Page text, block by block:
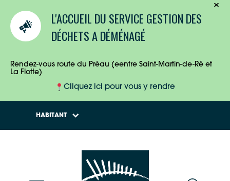
L'ACCUEIL DU SERVICE GESTION DES
DÉCHETS A DÉMÉNAGÉ
Rendez-vous route du Préau (eentre Saint-Martin-de-Ré et
La Flotte)
Cliquez ici pour vous y rendre
HABITANT
ENTREPRISES